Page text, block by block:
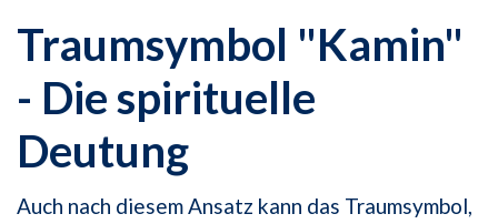
Traumsymbol "Kamin"
- Die spirituelle
Deutung
Auch nach diesem Ansatz kann das Traumsymbol,